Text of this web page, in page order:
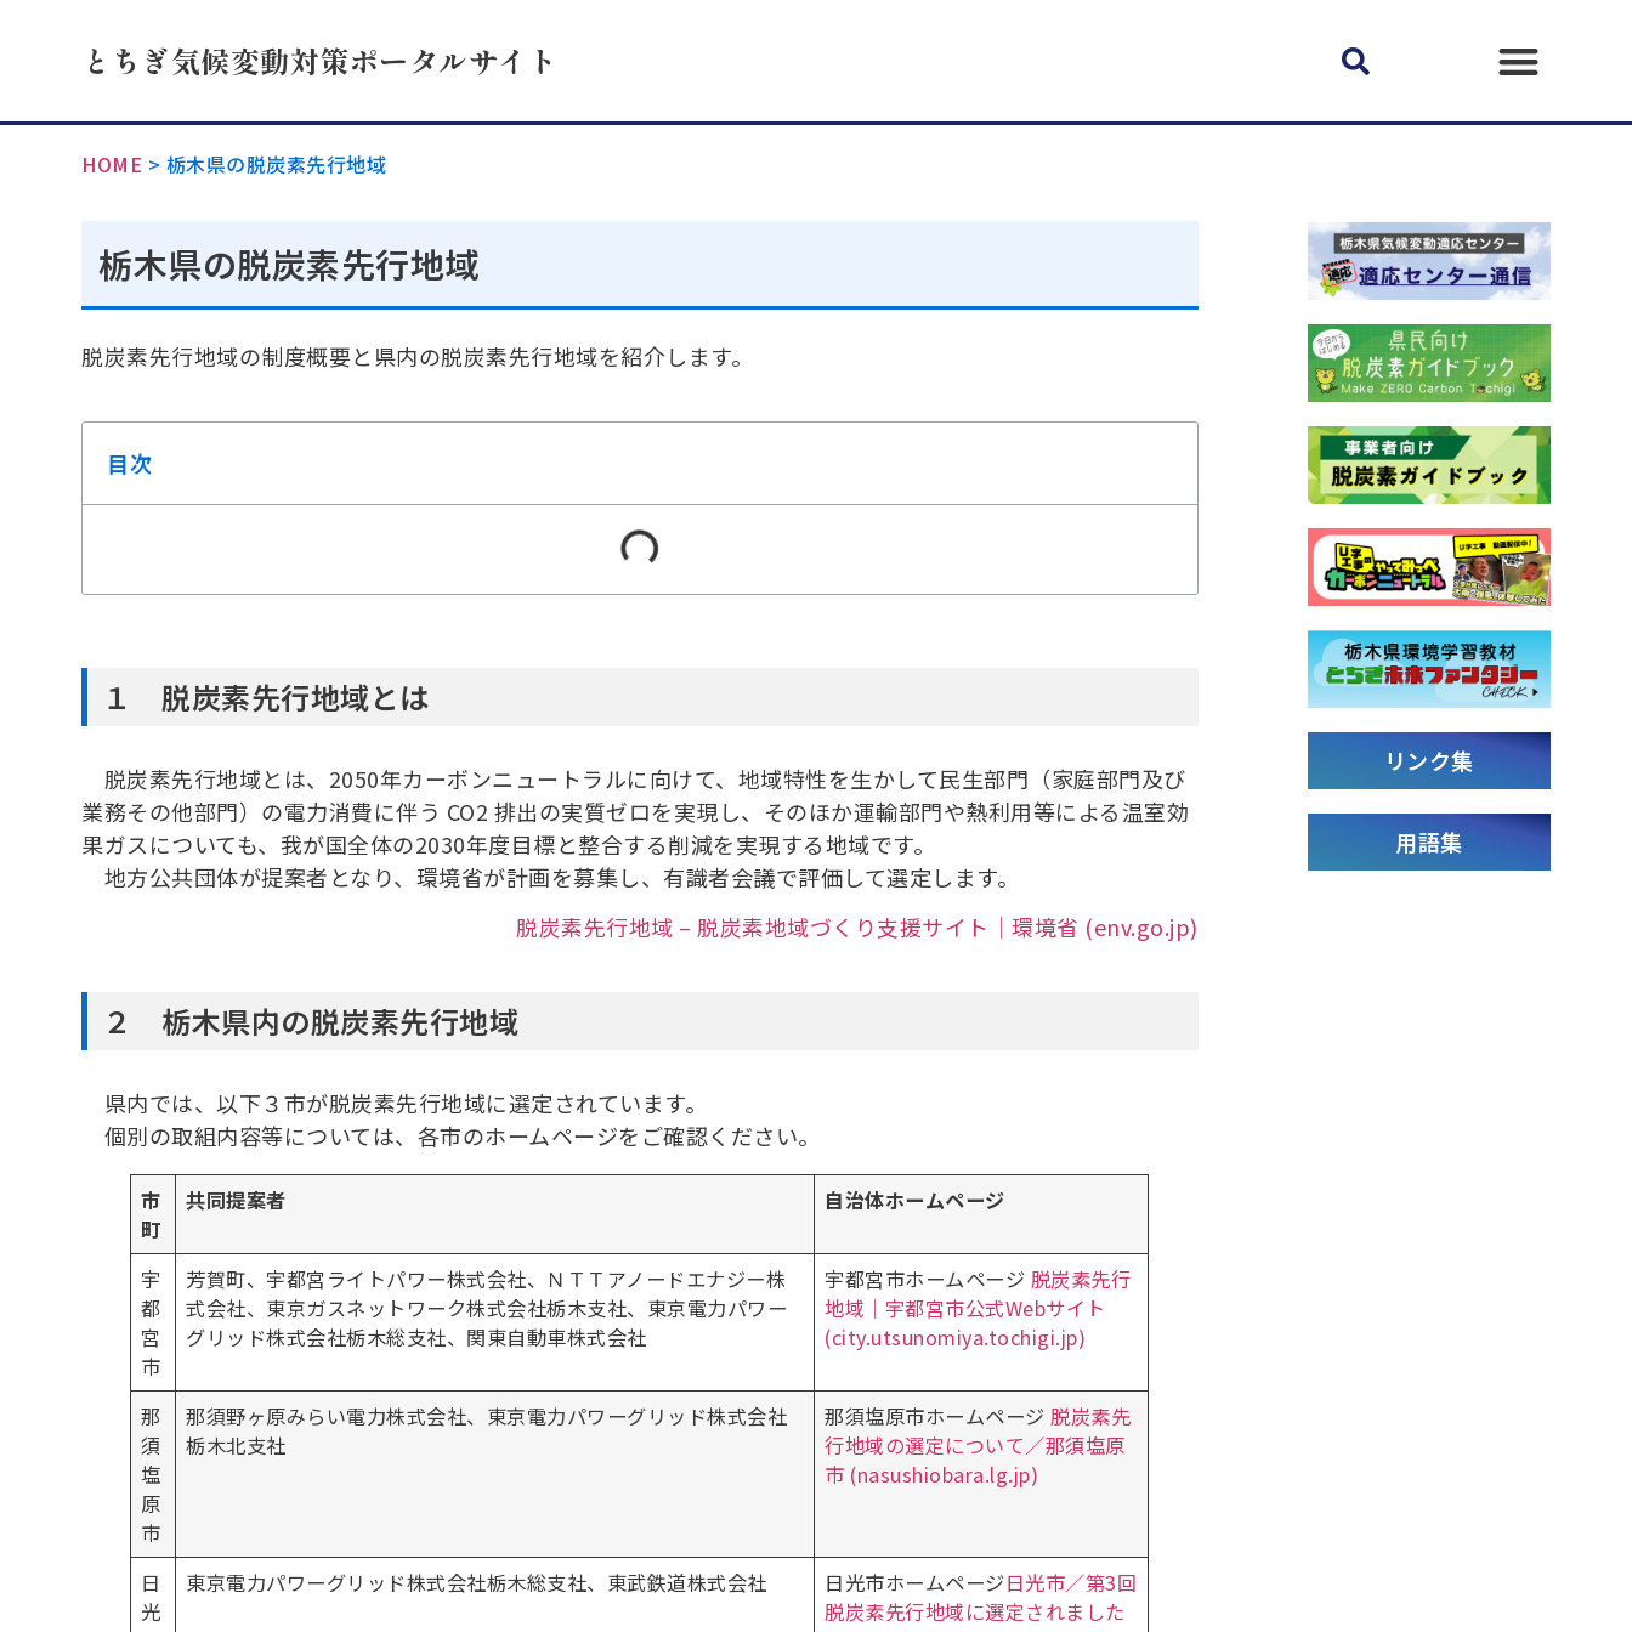
とちぎ気候変動対策ポータルサイト
HOME > 栃木県の脱炭素先行地域
栃木県の脱炭素先行地域
脱炭素先行地域の制度概要と県内の脱炭素先行地域を紹介します。
目次
１ 脱炭素先行地域とは
脱炭素先行地域とは、2050年カーボンニュートラルに向けて、地域特性を生かして民生部門（家庭部門及び
業務その他部門）の電力消費に伴う CO2 排出の実質ゼロを実現し、そのほか運輸部門や熱利用等による温室効
果ガスについても、我が国全体の2030年度目標と整合する削減を実現する地域です。
地方公共団体が提案者となり、環境省が計画を募集し、有識者会議で評価して選定します。
脱炭素先行地域 – 脱炭素地域づくり支援サイト｜環境省 (env.go.jp)
２ 栃木県内の脱炭素先行地域
県内では、以下３市が脱炭素先行地域に選定されています。
個別の取組内容等については、各市のホームページをご確認ください。
市
町
共同提案者 自治体ホームページ
宇
都
宮
市
芳賀町、宇都宮ライトパワー株式会社、ＮＴＴアノードエナジー株
式会社、東京ガスネットワーク株式会社栃木支社、東京電力パワー
グリッド株式会社栃木総支社、関東自動車株式会社
宇都宮市ホームページ 脱炭素先行
地域｜宇都宮市公式Webサイト
(city.utsunomiya.tochigi.jp)
那
須
塩
原
市
那須野ヶ原みらい電力株式会社、東京電力パワーグリッド株式会社
栃木北支社
那須塩原市ホームページ脱炭素先
行地域の選定について／那須塩原
市 (nasushiobara.lg.jp)
日
光
東京電力パワーグリッド株式会社栃木総支社、東武鉄道株式会社 日光市ホームページ日光市／第3回
脱炭素先行地域に選定されました
リンク集
用語集